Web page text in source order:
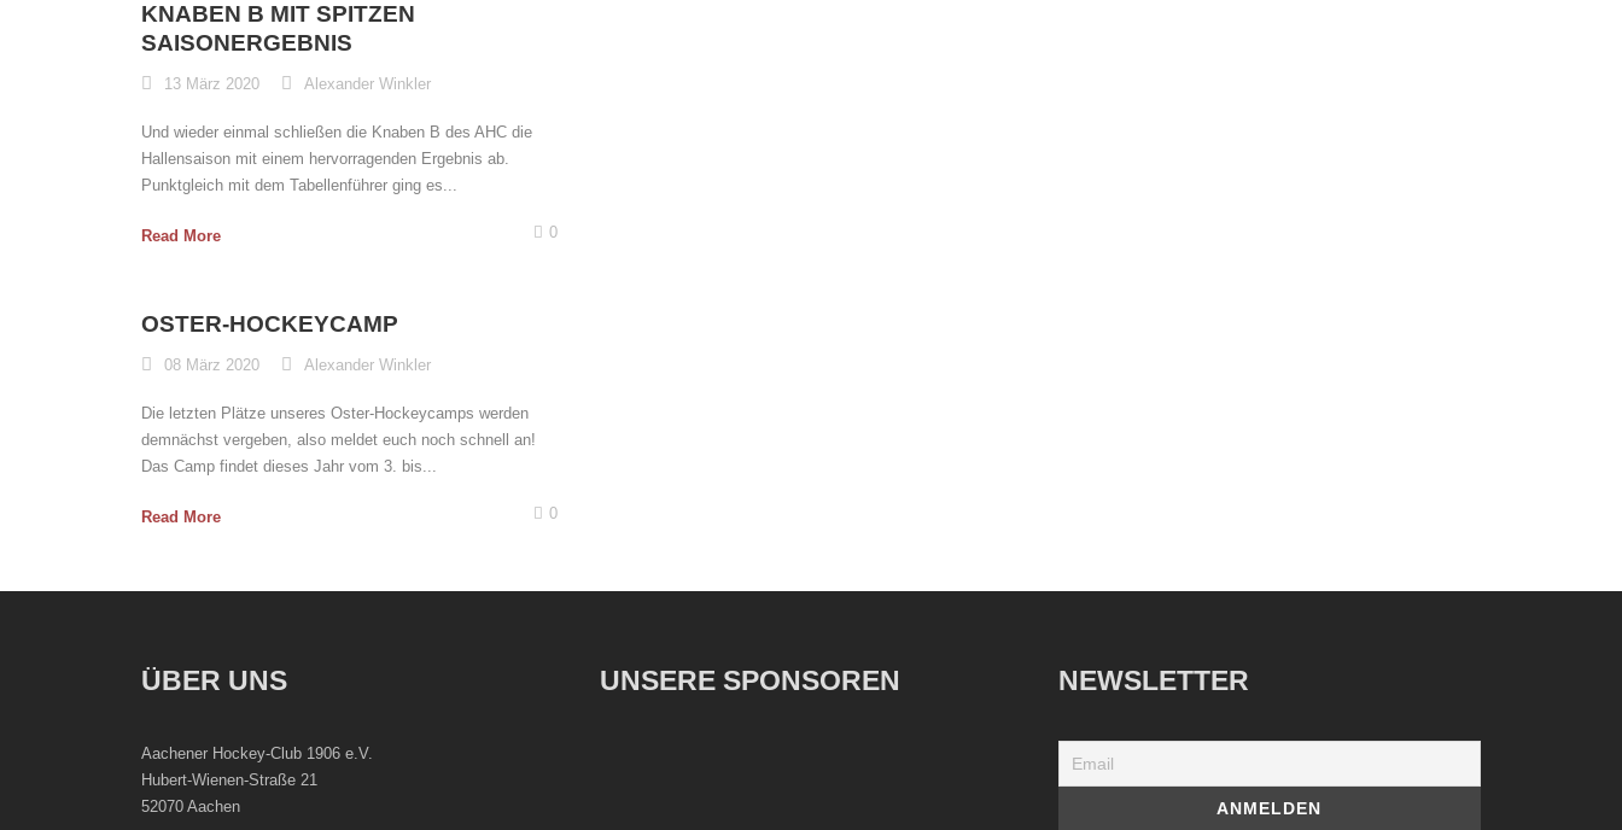
KNABEN B MIT SPITZEN
SAISONERGEBNIS
13 März 2020 Alexander Winkler
Und wieder einmal schließen die Knaben B des AHC die
Hallensaison mit einem hervorragenden Ergebnis ab.
Punktgleich mit dem Tabellenführer ging es...
Read More 0
OSTER-HOCKEYCAMP
08 März 2020 Alexander Winkler
Die letzten Plätze unseres Oster-Hockeycamps werden
demnächst vergeben, also meldet euch noch schnell an!
Das Camp findet dieses Jahr vom 3. bis...
Read More 0
ÜBER UNS
Aachener Hockey-Club 1906 e.V.
Hubert-Wienen-Straße 21
52070 Aachen
UNSERE SPONSOREN NEWSLETTER